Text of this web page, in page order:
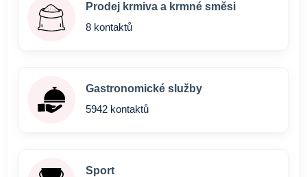
Prodej krmiva a krmné směsi
8 kontaktů
Gastronomické služby
5942 kontaktů
Sport